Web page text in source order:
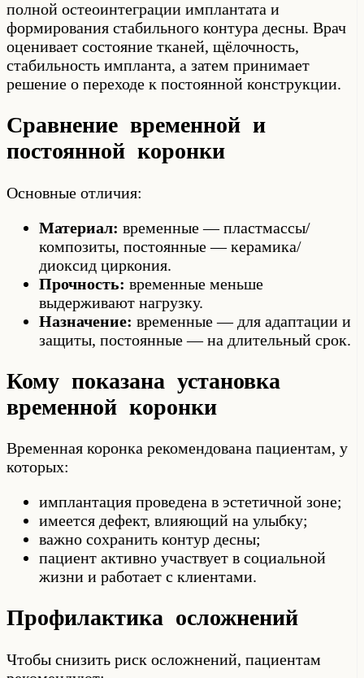
полной остеоинтеграции имплантата и
формирования стабильного контура десны. Врач
оценивает состояние тканей, щёлочность,
стабильность импланта, а затем принимает
решение о переходе к постоянной конструкции.
Сравнение временной и
постоянной коронки
Основные отличия:
Материал: временные — пластмассы/
композиты, постоянные — керамика/
диоксид циркония.
Прочность: временные меньше
выдерживают нагрузку.
Назначение: временные — для адаптации и
защиты, постоянные — на длительный срок.
Кому показана установка
временной коронки
Временная коронка рекомендована пациентам, у
которых:
имплантация проведена в эстетичной зоне;
имеется дефект, влияющий на улыбку;
важно сохранить контур десны;
пациент активно участвует в социальной
жизни и работает с клиентами.
Профилактика осложнений
Чтобы снизить риск осложнений, пациентам